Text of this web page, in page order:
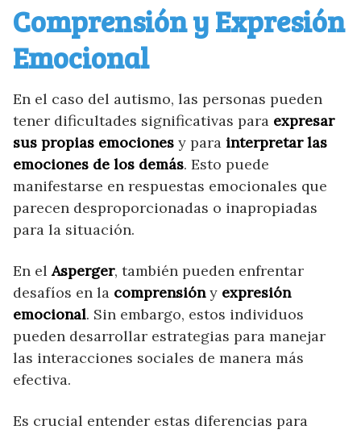
Comprensión y Expresión
Emocional
En el caso del autismo, las personas pueden
tener dificultades significativas para expresar
sus propias emociones y para interpretar las
emociones de los demás. Esto puede
manifestarse en respuestas emocionales que
parecen desproporcionadas o inapropiadas
para la situación.
En elAsperger, también pueden enfrentar
desafíos en la comprensióny expresión
emocional. Sin embargo, estos individuos
pueden desarrollar estrategias para manejar
las interacciones sociales de manera más
efectiva.
Es crucial entender estas diferencias para
Ayúdanos a mejorar
Si necesitas ayuda mándanos un mail